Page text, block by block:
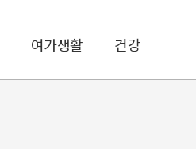
여가생활 건강